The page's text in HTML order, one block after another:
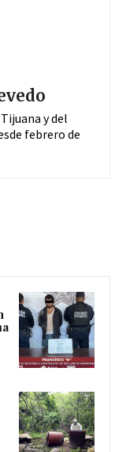
y del
febrero de